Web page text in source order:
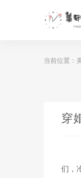
当前位置：
穿
们，